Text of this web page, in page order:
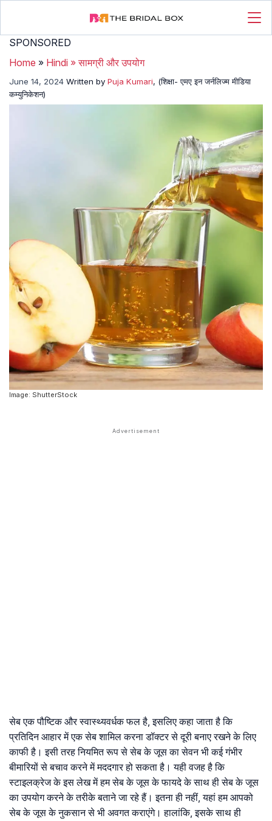
SPONSORED
Home » Hindi »सामग्री और उपयोग
June 14, 2024 Written by Puja Kumari, (शिक्षा- एमए इन जर्नलिज्म मीडिया
कम्युनिकेशन)
Image: ShutterStock
सेब एक पौष्टिक और स्वास्थ्यवर्धक फल है, इसलिए कहा जाता है कि
प्रतिदिन आहार में एक सेब शामिल करना डॉक्टर से दूरी बनाए रखने के लिए
काफी है। इसी तरह नियमित रूप से सेब के जूस का सेवन भी कई गंभीर
बीमारियों से बचाव करने में मददगार हो सकता है। यही वजह है कि
स्टाइलक्रेज के इस लेख में हम सेब के जूस के फायदे के साथ ही सेब के जूस
का उपयोग करने के तरीके बताने जा रहे हैं। इतना ही नहीं, यहां हम आपको
सेब के जूस के नुकसान से भी अवगत कराएंगे। हालांकि, इसके साथ ही